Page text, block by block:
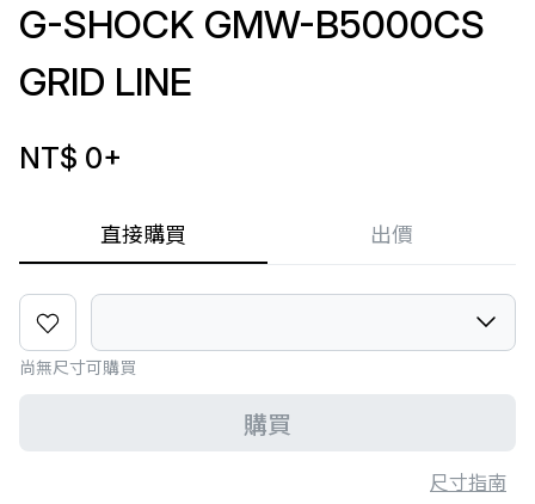
直接購買 出價
G-SHOCK GMW-B5000CS
GRID LINE
NT$ 0+
尚無尺寸可購買
購買
尺寸指南